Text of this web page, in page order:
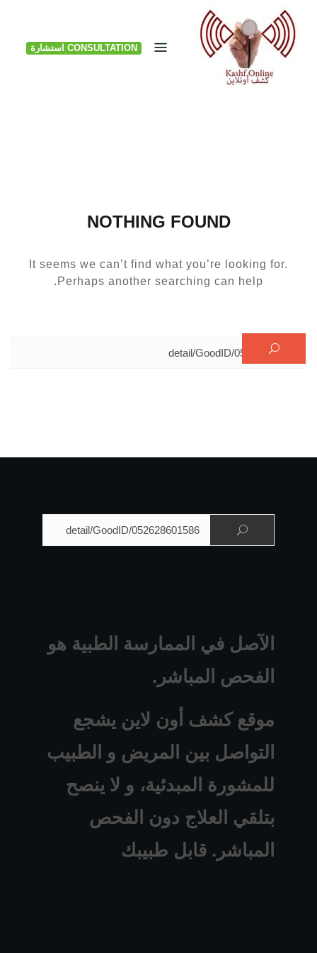
Skip
content
CONSULTATION استشارة
NOTHING FOUND
It seems we can’t find what you’re looking for.
Perhaps another searching can help.
البحث عن:
الآصل في الممارسة الطبية هو
الفحص المباشر.
موقع كشف أون لاين يشجع
التواصل بين المريض و الطبيب
للمشورة المبدئية، و لا ينصح
بتلقي العلاج دون الفحص
المباشر. قابل طبيبك